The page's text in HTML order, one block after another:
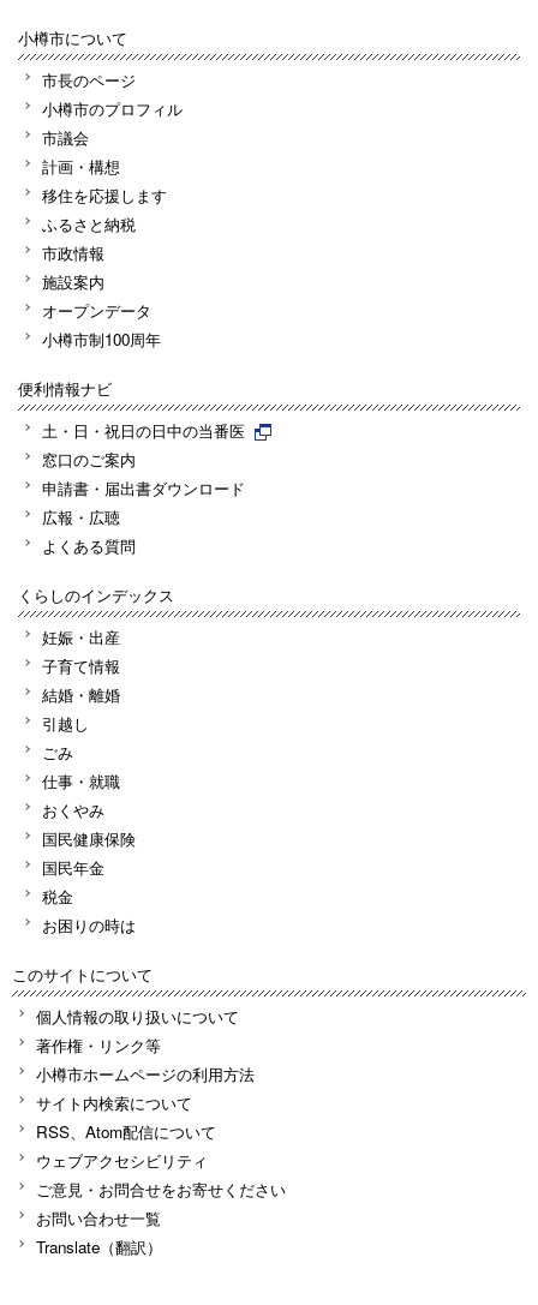
小樽市について
市長のページ
小樽市のプロフィル
市議会
計画・構想
移住を応援します
ふるさと納税
市政情報
施設案内
オープンデータ
小樽市制100周年
便利情報ナビ
土・日・祝日の日中の当番医
窓口のご案内
申請書・届出書ダウンロード
広報・広聴
よくある質問
くらしのインデックス
妊娠・出産
子育て情報
結婚・離婚
引越し
ごみ
仕事・就職
おくやみ
国民健康保険
国民年金
税金
お困りの時は
このサイトについて
個人情報の取り扱いについて
著作権・リンク等
小樽市ホームページの利用方法
サイト内検索について
RSS、Atom配信について
ウェブアクセシビリティ
ご意見・お問合せをお寄せください
お問い合わせ一覧
Translate（翻訳）